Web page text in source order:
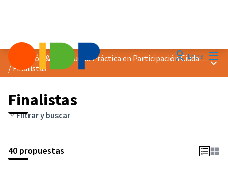
EntraDistinción &quot;Buena Práctica en Participación Ciudadana&quot; 2023
/Finalistas
Finalistas
Filtrar y buscar
40 propuestas